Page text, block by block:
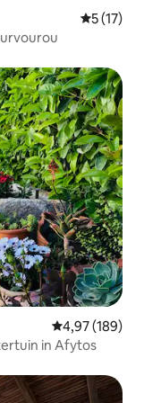
5 (17)
Gemiddelde
4,97 (189)
in Afytos